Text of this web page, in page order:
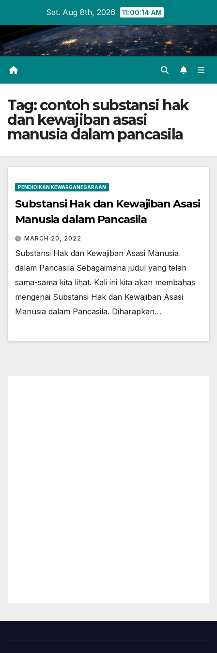
content
Sat. Aug 8th, 2026 11:00:15 AM
Tag:contoh substansi hak
dan kewajiban asasi
manusia dalam pancasila
PENDIDIKAN KEWARGANEGARAAN
Substansi Hak dan Kewajiban Asasi
Manusia dalam Pancasila
MARCH 20, 2022
Substansi Hak dan Kewajiban Asasi Manusia
dalam Pancasila Sebagaimana judul yang telah
sama-sama kita lihat. Kali ini kita akan membahas
mengenai Substansi Hak dan Kewajiban Asasi
Manusia dalam Pancasila. Diharapkan…